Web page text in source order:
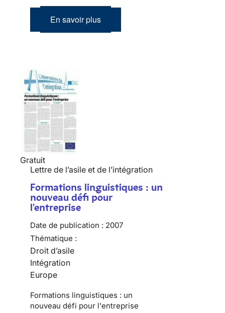
En savoir plus
Gratuit
Lettre de l’asile et de l’intégration
Formations linguistiques : un
nouveau défi pour
l'entreprise
Date de publication : 2007
Thématique :
Droit d’asile
Intégration
Europe
Formations linguistiques : un
nouveau défi pour l'entreprise